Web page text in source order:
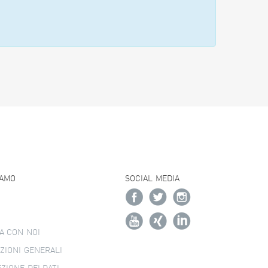
CON NOI
GENERALI
SOCIAL MEDIA